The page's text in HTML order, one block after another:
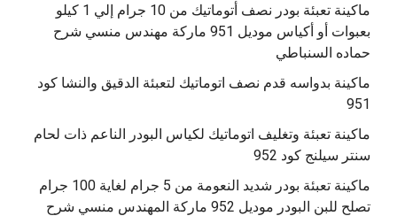
ماكينة تعبئة بودر نصف أتوماتيك من 10 جرام إلي 1 كيلو
بعبوات أو أكياس موديل 951 ماركة مهندس منسي شرح
حماده السنباطي
ماكينة بدواسه قدم نصف اتوماتيك لتعبئة الدقيق والنشا كود
951
ماكينة تعبئة وتغليف اتوماتيك لكياس البودر الناعم ذات لحام
سنتر سيلنج كود 952
ماكينة تعبئة بودر شديد النعومة من 5 جرام لغاية 100 جرام
تصلح للبن البودر موديل 952 ماركة المهندس منسي شرح